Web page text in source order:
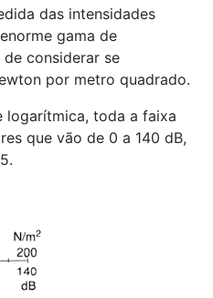
das intensidades
gama de
considerar se
por metro quadrado.
logarítmica, toda a faixa
que vão de 0 a 140 dB,